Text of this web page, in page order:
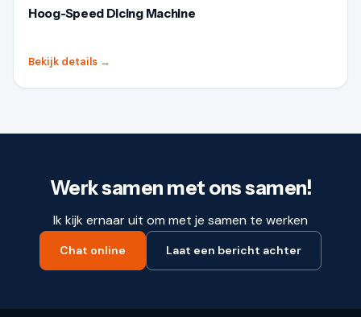
Hoog-Speed Dicing Machine
Bekijk details →
Werk samen met ons samen!
Ik kijk ernaar uit om met je samen te werken
Chat online Laat een bericht achter